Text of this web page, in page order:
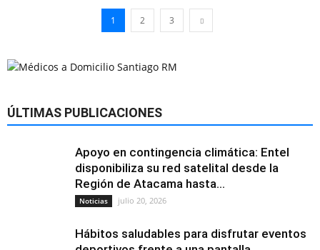
1 2 3
ÚLTIMAS PUBLICACIONES
Apoyo en contingencia climática: Entel
disponibiliza su red satelital desde la
Región de Atacama hasta...
Noticias julio 20, 2026
Hábitos saludables para disfrutar eventos